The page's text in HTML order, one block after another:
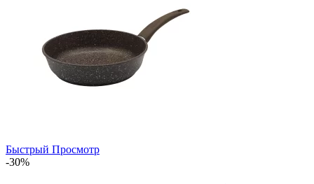
Быстрый Просмотр
-30%